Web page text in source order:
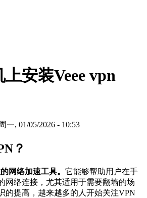
安装Veee vpn
周一, 01/05/2026 - 10:53
？
网络加速工具。 它能够帮助用户在手
网络连接，尤其适用于需要翻墙的场
的提高，越来越多的人开始关注VPN